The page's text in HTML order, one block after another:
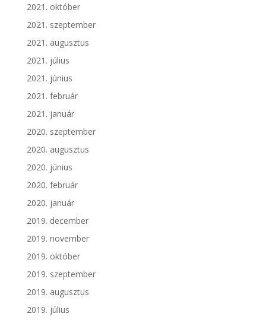
2021. október
2021. szeptember
2021. augusztus
2021. július
2021. június
2021. február
2021. január
2020. szeptember
2020. augusztus
2020. június
2020. február
2020. január
2019. december
2019. november
2019. október
2019. szeptember
2019. augusztus
2019. július